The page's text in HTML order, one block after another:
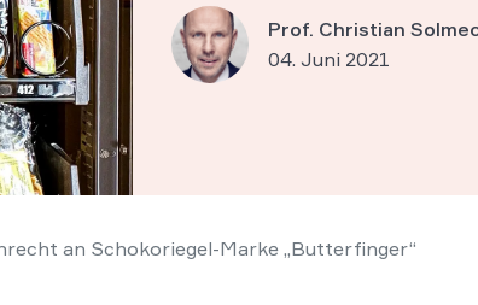
Prof. Christian
04. Juni 2021
an Schokoriegel-Marke „Butterfinger“